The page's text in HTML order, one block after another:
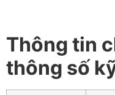
Thông tin
thông số